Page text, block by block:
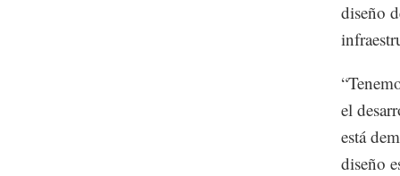
diseño
el
está
diseño